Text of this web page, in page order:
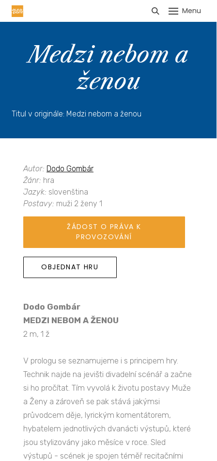
Menu
Medzi nebom a
ženou
Titul v originále: Medzi nebom a ženou
Autor: Dodo Gombár
Žánr: hra
Jazyk: slovenština
Postavy: muži 2 ženy 1
ŽÁDOST O PRÁVA K
PROVOZOVÁNÍ
OBJEDNAT HRU
Dodo Gombár
MEDZI NEBOM A ŽENOU
2 m, 1 ž
V prologu se seznamujeme i s principem hry.
Technik najde na jevišti divadelní scénář a začne
si ho pročítat. Tím vyvolá k životu postavy Muže
a Ženy a zároveň se pak stává jakýmsi
průvodcem děje, lyrickým komentátorem,
hybatelem jednotlivých dvanácti výstupů, které
jsou stylizovány jako měsíce v roce. Sled
výstupů - scének je spojen téměř recitačními